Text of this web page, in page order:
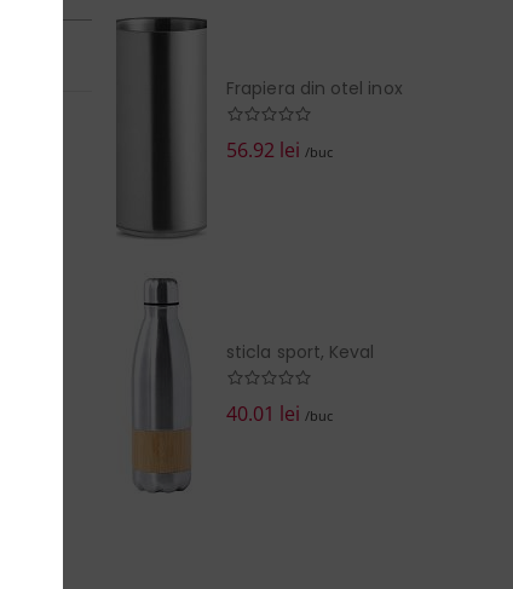
Frapiera din otel inox
56.92 lei/buc
sticla sport, Keval
40.01 lei/buc